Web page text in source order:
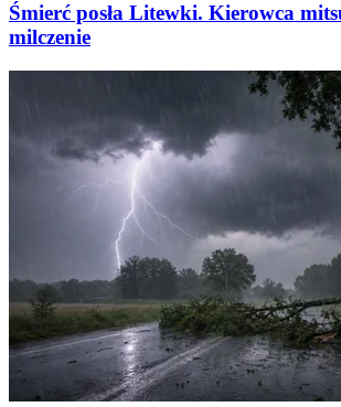
Śmierć posła Litewki. Kierowca
milczenie